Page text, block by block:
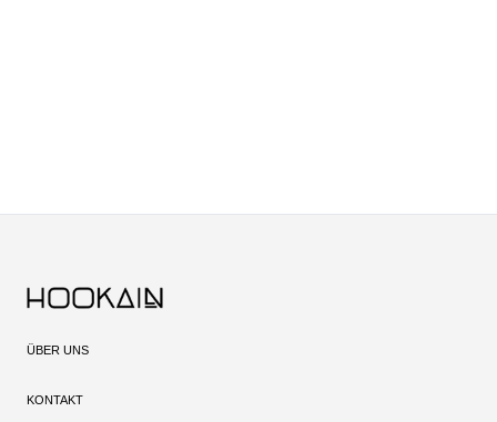
ÜBER UNS
KONTAKT